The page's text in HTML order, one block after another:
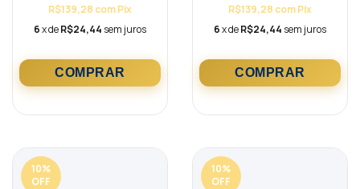
R$139,28 comPix
6x deR$24,44 sem juros
R$139,28 comPix
6x deR$24,44 sem juros
10%
OFF
10%
OFF